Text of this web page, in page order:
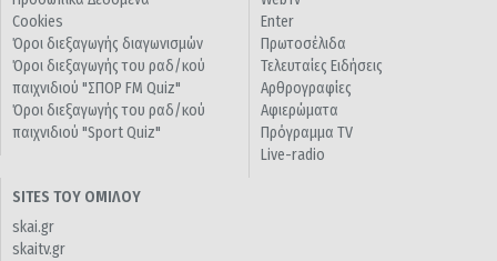
Cookies
Όροι διεξαγωγής διαγωνισμών
Όροι διεξαγωγής του ραδ/κού
παιχνιδιού "ΣΠΟΡ FM Quiz"
Όροι διεξαγωγής του ραδ/κού
παιχνιδιού "Sport Quiz"
Enter
Πρωτοσέλιδα
Τελευταίες Ειδήσεις
Αρθρογραφίες
Αφιερώματα
Πρόγραμμα TV
Live-radio
SITES ΤΟΥ ΟΜΙΛΟΥ
skai.gr
skaitv.gr